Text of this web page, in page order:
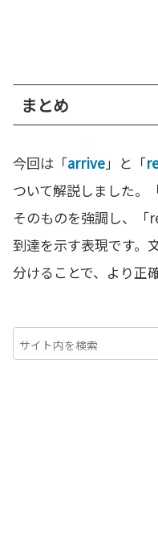
まとめ
今回は「arrive」と「
ついて解説しました。
そのものを強調し、「
到達を示す表現です。
分けることで、より正